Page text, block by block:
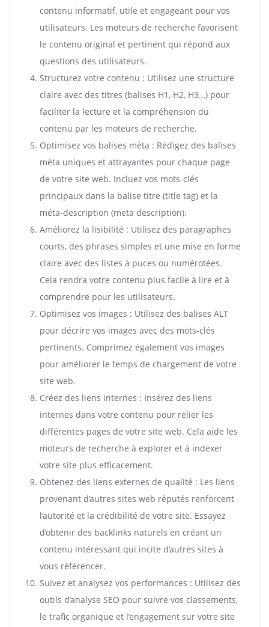
contenu informatif, utile et engageant pour vos
utilisateurs. Les moteurs de recherche favorisent
le contenu original et pertinent qui répond aux
questions des utilisateurs.
Structurez votre contenu : Utilisez une structure
claire avec des titres (balises H1, H2, H3…) pour
faciliter la lecture et la compréhension du
contenu par les moteurs de recherche.
Optimisez vos balises méta : Rédigez des balises
méta uniques et attrayantes pour chaque page
de votre site web. Incluez vos mots-clés
principaux dans la balise titre (title tag) et la
méta-description (meta description).
Améliorez la lisibilité : Utilisez des paragraphes
courts, des phrases simples et une mise en forme
claire avec des listes à puces ou numérotées.
Cela rendra votre contenu plus facile à lire et à
comprendre pour les utilisateurs.
Optimisez vos images : Utilisez des balises ALT
pour décrire vos images avec des mots-clés
pertinents. Comprimez également vos images
pour améliorer le temps de chargement de votre
site web.
Créez des liens internes : Insérez des liens
internes dans votre contenu pour relier les
différentes pages de votre site web. Cela aide les
moteurs de recherche à explorer et à indexer
votre site plus efficacement.
Obtenez des liens externes de qualité : Les liens
provenant d’autres sites web réputés renforcent
l’autorité et la crédibilité de votre site. Essayez
d’obtenir des backlinks naturels en créant un
contenu intéressant qui incite d’autres sites à
vous référencer.
Suivez et analysez vos performances : Utilisez des
outils d’analyse SEO pour suivre vos classements,
le trafic organique et l’engagement sur votre site